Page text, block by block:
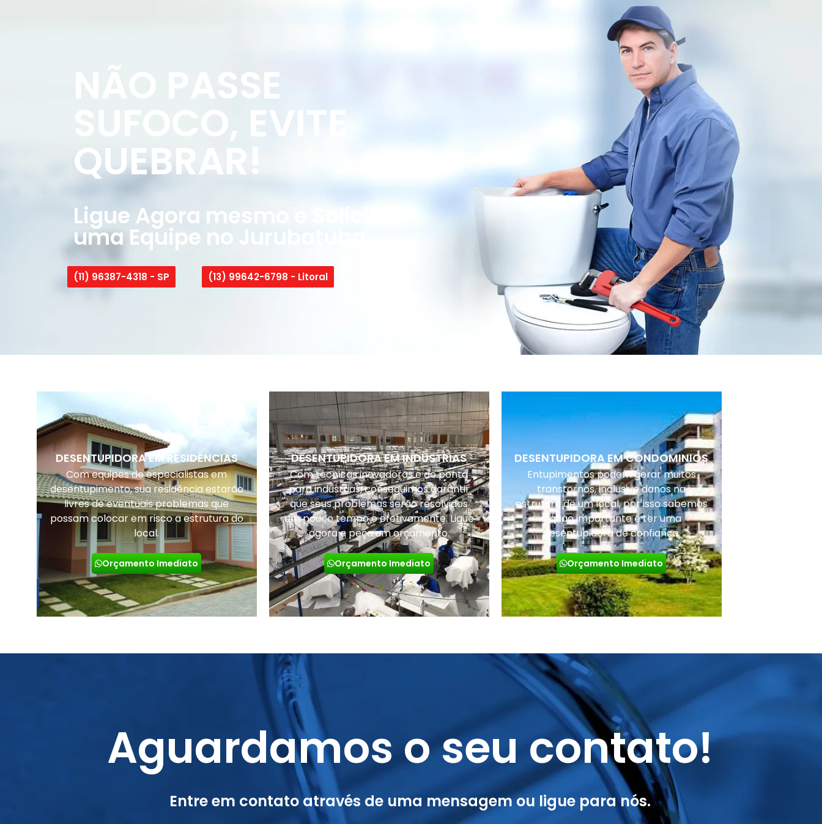
NÃO PASSE
SUFOCO, EVITE
QUEBRAR!
Ligue Agora mesmo e Solicite
uma Equipe no Jurubatuba.
(11) 96387-4318 - SP (13) 99642-6798 - Litoral
DESENTUPIDORA EM RESIDÊNCIAS
Com equipes de especialistas em
desentupimento, sua residência estarão
livres de eventuais problemas que
possam colocar em risco a estrutura do
local.
Orçamento Imediato
DESENTUPIDORA EM INDUSTRIAS
Com técnicas inovadoras e de ponta
para indústrias, conseguimos garantir
que seus problemas serão resolvidos
em pouco tempo e efetivamente. Ligue
agora e peça um orçamento.
Orçamento Imediato
DESENTUPIDORA EM CONDOMINIOS
Entupimentos podem gerar muitos
transtornos, inclusive danos na
estrutura de um local, por isso sabemos
o quão importante é ter uma
desentupidora de confiança.
Orçamento Imediato
Aguardamos o seu contato!
Entre em contato através de uma mensagem ou ligue para nós.